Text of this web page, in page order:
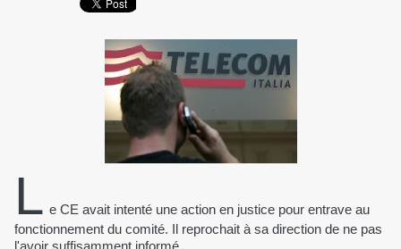
L e CE avait intenté une action en justice pour entrave au
fonctionnement du comité. Il reprochait à sa direction de ne pas
l'avoir suffisamment informé.